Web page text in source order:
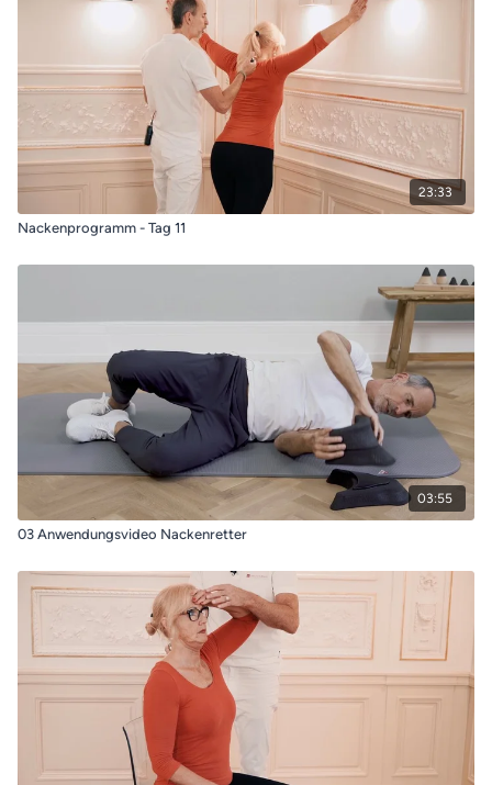
23:33
Nackenprogramm - Tag 11
03:55
03 Anwendungsvideo Nackenretter